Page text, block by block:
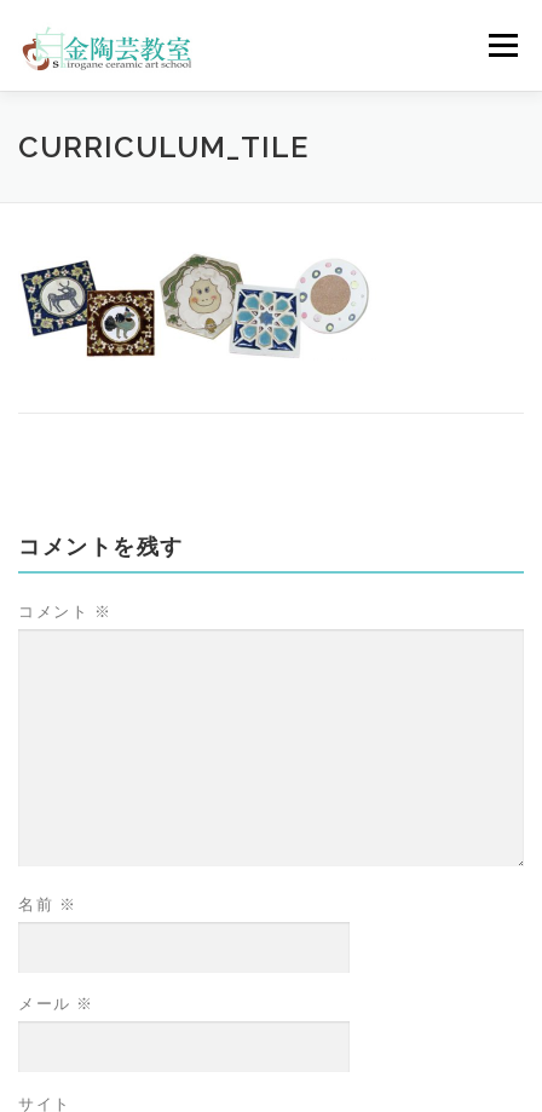
メニュー
陶芸体験コース ウェディングコース
ENGLISH
CURRICULUM_TILE
コメントを残す
コメント ※
名前 ※
メール ※
サイト